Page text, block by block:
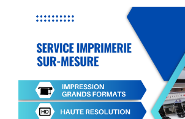
CONTACTEZ-NOUS
CONNEXION